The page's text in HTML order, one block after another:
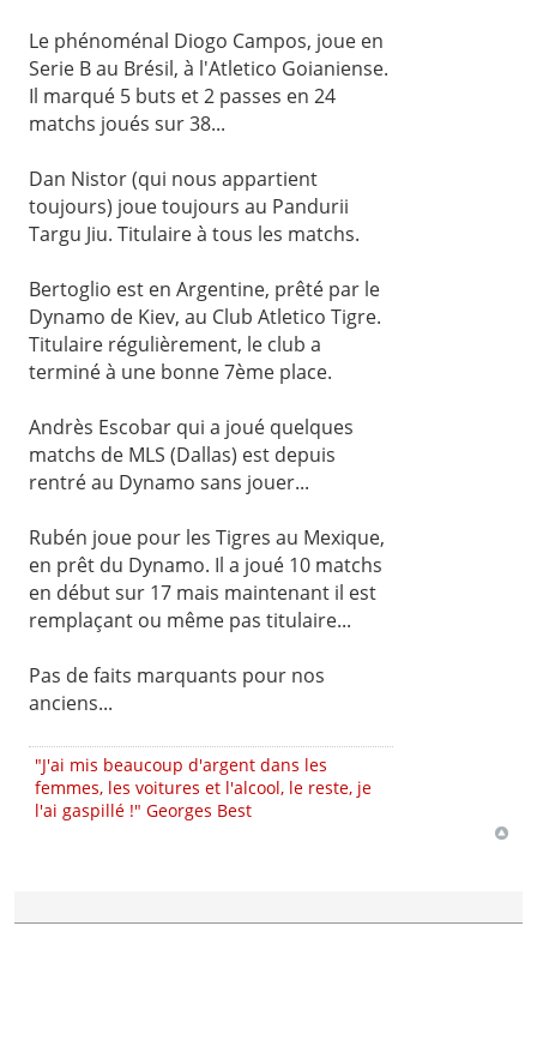
Le phénoménal Diogo Campos, joue en
Serie B au Brésil, à l'Atletico Goianiense.
Il marqué 5 buts et 2 passes en 24
matchs joués sur 38...
Dan Nistor (qui nous appartient
toujours) joue toujours au Pandurii
Targu Jiu. Titulaire à tous les matchs.
Bertoglio est en Argentine, prêté par le
Dynamo de Kiev, au Club Atletico Tigre.
Titulaire régulièrement, le club a
terminé à une bonne 7ème place.
Andrès Escobar qui a joué quelques
matchs de MLS (Dallas) est depuis
rentré au Dynamo sans jouer...
Rubén joue pour les Tigres au Mexique,
en prêt du Dynamo. Il a joué 10 matchs
en début sur 17 mais maintenant il est
remplaçant ou même pas titulaire...
Pas de faits marquants pour nos
anciens...
"J'ai mis beaucoup d'argent dans les
femmes, les voitures et l'alcool, le reste, je
l'ai gaspillé !" Georges Best